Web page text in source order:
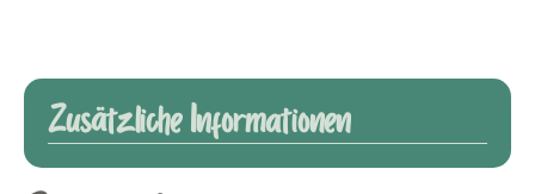
Zusätzliche Informationen